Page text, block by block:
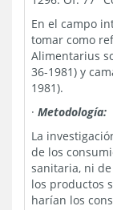
En el campo
tomar como
Alimentarius
36-1981) y
1981).
· Metodología:
La
de los
sanitaria, ni
los productos
harían los